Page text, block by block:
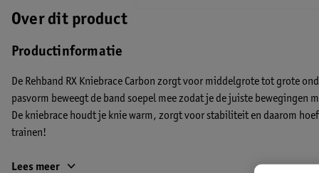
Over dit product
Productinformatie
De Rehband RX Kniebrace Carbon zorgt voor middelgrote tot grote
pasvorm beweegt de band soepel mee zodat je de juiste bewegingen
De kniebrace houdt je knie warm, zorgt voor stabiliteit en daarom
trainen!
Kleuren Rehband kniebrace
Lees meer